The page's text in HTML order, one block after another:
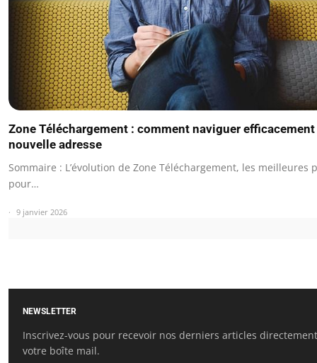
Zone Téléchargement : comment naviguer efficacement
nouvelle adresse
Sommaire : L’évolution de Zone Téléchargement, les meilleures
pour…
9 janvier 2026
NEWSLETTER
Inscrivez-vous pour recevoir nos derniers articles
votre boîte mail.